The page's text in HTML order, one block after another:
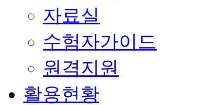
자료실
수험자가이드
원격지원
활용현황